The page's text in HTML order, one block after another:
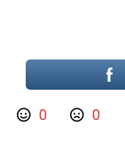
0 0